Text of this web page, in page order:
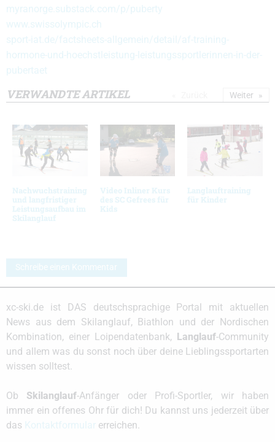
myranorge.substack.com/p/puberty
www.swissolympic.ch
sport-iat.de/factsheets-allgemein/detail/af-training-
hormone-und-hoechstleistung-leistungssportlerinnen-in-der-
pubertaet
VERWANDTE ARTIKEL
Nachwuchstraining
und langfristiger
Leistungsaufbau im
Skilanglauf
Video Inliner Kurs
des SC Gefrees für
Kids
Langlauftraining
für Kinder
Weiter
Schreibe einen Kommentar
xc-ski.de ist DAS deutschsprachige Portal mit aktuellen
News aus dem Skilanglauf, Biathlon und der Nordischen
Kombination, einer Loipendatenbank, Langlauf-Community
und allem was du sonst noch über deine Lieblingssportarten
wissen solltest.
Ob Skilanglauf-Anfänger oder Profi-Sportler, wir haben
immer ein offenes Ohr für dich! Du kannst uns jederzeit über
das
erreichen.